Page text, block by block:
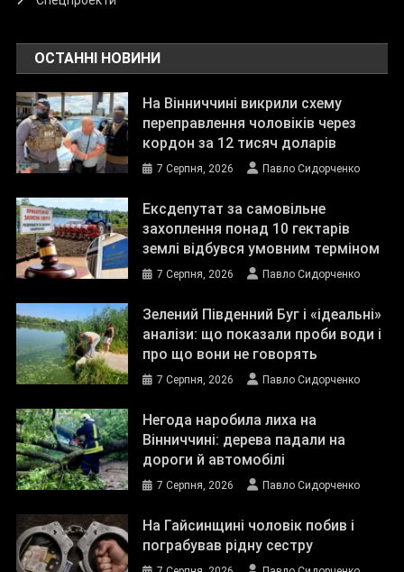
ОСТАННІ НОВИНИ
На Вінниччині викрили схему
переправлення чоловіків через
кордон за 12 тисяч доларів
7 Серпня, 2026 Павло Сидорченко
Ексдепутат за самовільне
захоплення понад 10 гектарів
землі відбувся умовним терміном
7 Серпня, 2026 Павло Сидорченко
Зелений Південний Буг і «ідеальні»
аналізи: що показали проби води і
про що вони не говорять
7 Серпня, 2026 Павло Сидорченко
Негода наробила лиха на
Вінниччині: дерева падали на
дороги й автомобілі
7 Серпня, 2026 Павло Сидорченко
На Гайсинщині чоловік побив і
пограбував рідну сестру